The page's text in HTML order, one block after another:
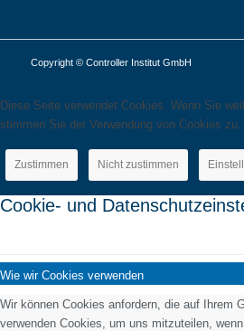
Copyright © Controller Institut GmbH
Diese Seite verwendet Cookies. Wenn Sie
stimmen Sie der Verwendung von Cookies zu.
Zustimmen Nicht zustimmen
Cookie- und
Wie wir Cookies verwenden
Wir können Cookies anfordern, die auf Ihrem
verwenden Cookies, um uns mitzuteilen,